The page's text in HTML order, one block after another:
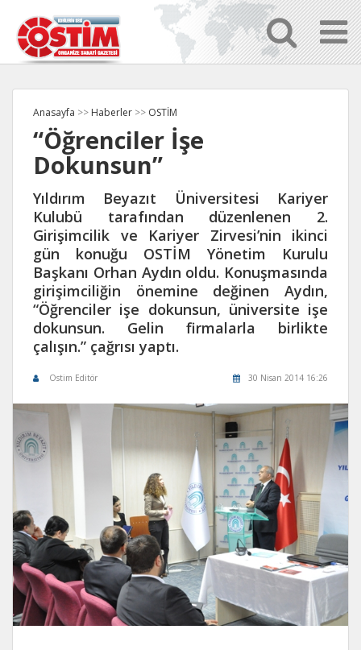
Anasayfa >> Haberler >> OSTİM
“Öğrenciler İşe
Dokunsun”
Yıldırım Beyazıt Üniversitesi Kariyer
Kulubü tarafından düzenlenen 2.
Girişimcilik ve Kariyer Zirvesi’nin ikinci
gün konuğu OSTİM Yönetim Kurulu
Başkanı Orhan Aydın oldu. Konuşmasında
girişimciliğin önemine değinen Aydın,
“Öğrenciler işe dokunsun, üniversite işe
dokunsun. Gelin firmalarla birlikte
çalışın.” çağrısı yaptı.
Ostim Editör 30 Nisan 2014 16:26